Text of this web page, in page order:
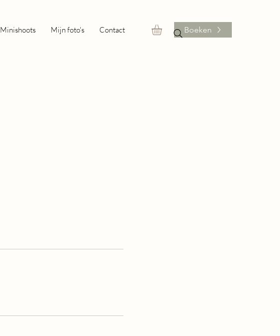
Minishoots Mijn foto's Contact Boeken